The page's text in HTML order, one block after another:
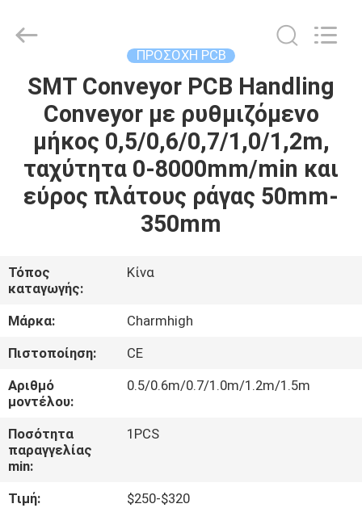
ΣΠΊΤΙ
ΠΡΟΪΌΝΤΑ
ΒΊΝΤΕΟ
ΜΕ
ΕΜΆΣ
ΕΠΙΣΚΈΨΕΙΣ
ΣΤΟ
ΕΡΓΟΣΤΆΣΙΟ
ΈΛΕΓΧΟΣ
TECHNOLOGY
LIMITED.
Reserved.
ΠΡΟΣΟΧΗ PCB
SMT Conveyor PCB Handling
Conveyor με ρυθμιζόμενο
μήκος 0,5/0,6/0,7/1,0/1,2m,
ταχύτητα 0-8000mm/min και
εύρος πλάτους ράγας 50mm-
350mm
Τόπος
καταγωγής:
Κίνα
Μάρκα:
Charmhigh
Πιστοποίηση:
CE
Αριθμό
μοντέλου:
0.5/0.6m/0.7/1.0m/1.2m/1.5m
Ποσότητα
παραγγελίας
min:
1PCS
Τιμή:
$250-$320